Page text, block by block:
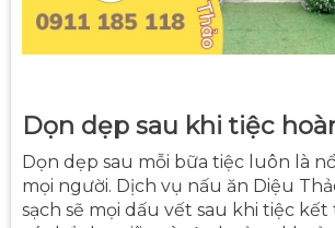
Dọn dẹp sau khi tiệc
Dọn dẹp sau mỗi bữa tiệc luôn là
mọi người. Dịch vụ nấu ăn Diệu
sạch sẽ mọi dấu vết sau khi tiệc